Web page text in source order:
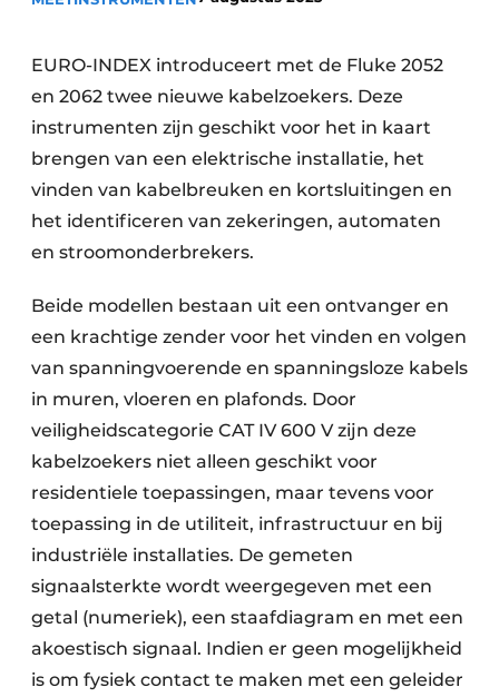
Vacatures
Video’s
Binnenklimaat
Brandbeveiliging
Ventilatie
EURO-INDEX introduceert met de Fluke 2052
en 2062 twee nieuwe kabelzoekers. Deze
instrumenten zijn geschikt voor het in kaart
brengen van een elektrische installatie, het
vinden van kabelbreuken en kortsluitingen en
het identificeren van zekeringen, automaten
en stroomonderbrekers.
Beide modellen bestaan uit een ontvanger en
een krachtige zender voor het vinden en volgen
van spanningvoerende en spanningsloze kabels
in muren, vloeren en plafonds. Door
veiligheidscategorie CAT IV 600 V zijn deze
kabelzoekers niet alleen geschikt voor
residentiele toepassingen, maar tevens voor
toepassing in de utiliteit, infrastructuur en bij
industriële installaties. De gemeten
signaalsterkte wordt weergegeven met een
getal (numeriek), een staafdiagram en met een
akoestisch signaal. Indien er geen mogelijkheid
is om fysiek contact te maken met een geleider